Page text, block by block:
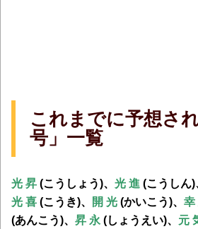
これまでに予想さ
号」一覧
光 昇 (こうしょう)、 光 進 (こうしん)
光 喜 (こうき)、 開 光 (かいこう)、 幸
(あんこう)、 昇 永 (しょうえい)、 元